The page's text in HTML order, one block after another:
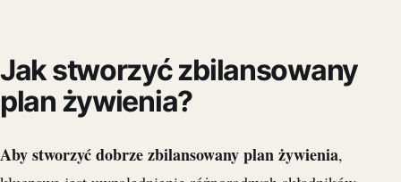
Jak stworzyć zbilansowany
plan żywienia?
Aby stworzyć dobrze zbilansowany plan żywienia,